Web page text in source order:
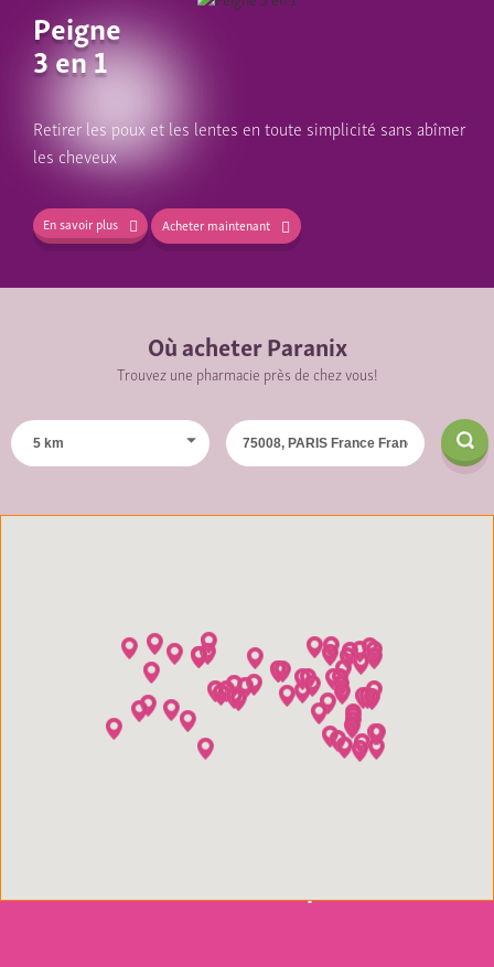
Peigne
3 en 1
Retirer les poux et les lentes en toute simplicité sans abîmer
les cheveux
En savoir plus Acheter maintenant
Où acheter Paranix
Trouvez une pharmacie près de chez vous!
5 km